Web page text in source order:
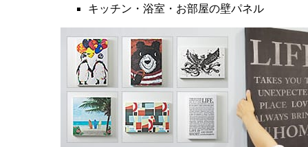
キッチン・浴室・お部屋の壁パネル